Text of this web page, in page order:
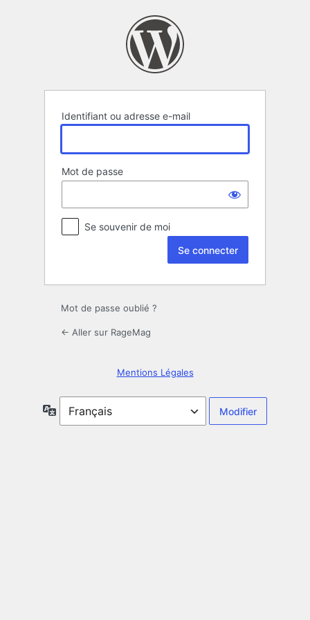
Identifiant ou adresse e-mail
Mot de passe
Se souvenir de moi
Mot de passe oublié ?
← Aller sur RageMag
Mentions Légales
Langue